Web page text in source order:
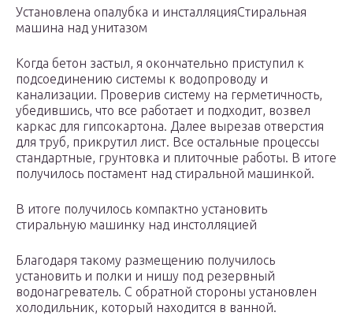
Установлена опалубка и инсталляцияСтиральная
машина над унитазом
Когда бетон застыл, я окончательно приступил к
подсоединению системы к водопроводу и
канализации. Проверив систему на герметичность,
убедившись, что все работает и подходит, возвел
каркас для гипсокартона. Далее вырезав отверстия
для труб, прикрутил лист. Все остальные процессы
стандартные, грунтовка и плиточные работы. В итоге
получилось постамент над стиральной машинкой.
В итоге получилось компактно установить
стиральную машинку над инстолляцией
Благодаря такому размещению получилось
установить и полки и нишу под резервный
водонагреватель. С обратной стороны установлен
холодильник, который находится в ванной.